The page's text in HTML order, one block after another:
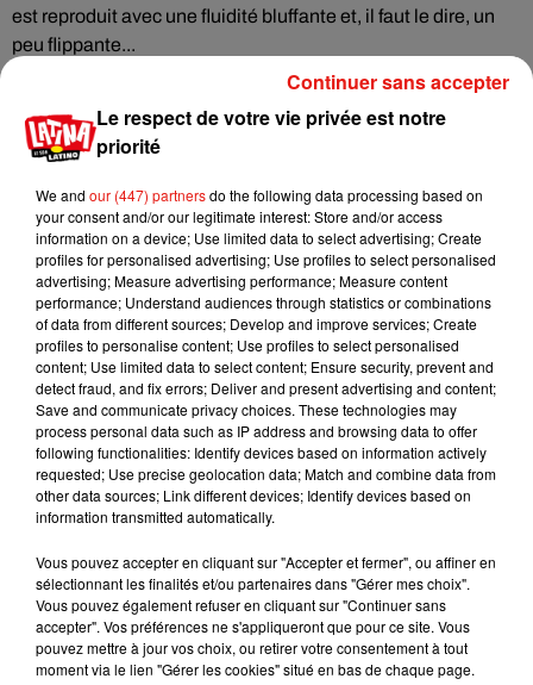
est reproduit avec une fluidité bluffante et, il faut le dire, un
peu flippante...
qui hérisse le poil.
Musique
6 août 2026
Karol G dévoile la tracklist de son nouvel
album… avec des invités...
5 août 2026
Benny Blanco invite Selena Gomez et
Becky G sur son nouveau single
31 juillet 2026
Escapade à Guadalajara
Le respect de votre vie privée est notre
priorité
We and our (447) partnersdo the following data processing based on
your consent and/or our legitimate interest: Store and/or access
information on a device; Use limited data to select advertising; Create
profiles for personalised advertising; Use profiles to select personalised
advertising; Measure advertising performance; Measure content
performance; Understand audiences through statistics or combinations
of data from different sources; Develop and improve services; Create
profiles to personalise content; Use profiles to select personalised
content; Use limited data to select content; Ensure security, prevent and
detect fraud, and fix errors; Deliver and present advertising and content;
Save and communicate privacy choices. These technologies may
process personal data such as IP address and browsing data to offer
following functionalities: Identify devices based on information actively
requested; Use precise geolocation data; Match and combine data from
other data sources; Link different devices; Identify devices based on
information transmitted automatically.
Vous pouvez accepter en cliquant sur "Accepter et fermer", ou affiner en
sélectionnant les finalités et/ou partenaires dans "Gérer mes choix".
Vous pouvez également refuser en cliquant sur "Continuer sans
accepter". Vos préférences ne s'appliqueront que pour ce site. Vous
pouvez mettre à jour vos choix, ou retirer votre consentement à tout
moment via le lien "Gérer les cookies" situé en bas de chaque page.
Continuer sans accepter